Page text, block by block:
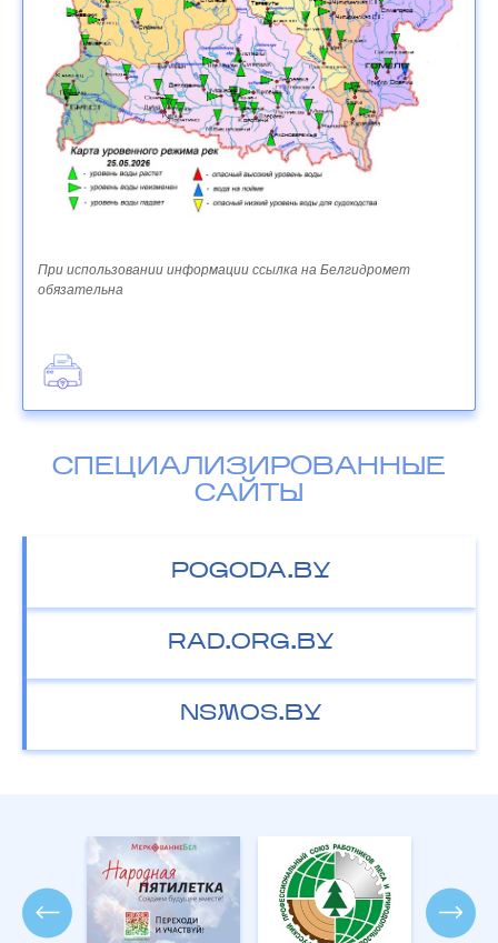
При использовании информации ссылка на Белгидромет
обязательна
СПЕЦИАЛИЗИРОВАННЫЕ
САЙТЫ
POGODA.BY
RAD.ORG.BY
NSMOS.BY